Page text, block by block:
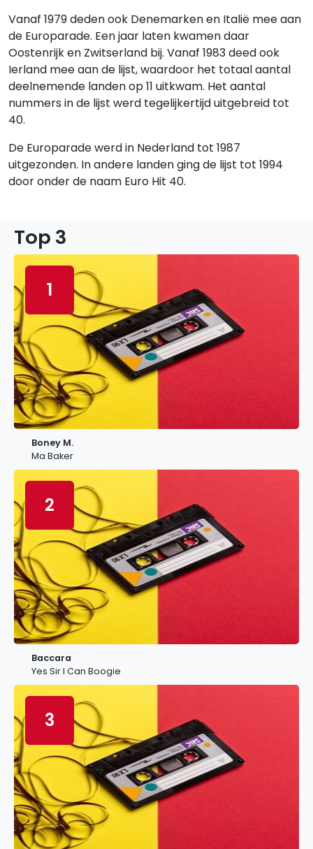
Vanaf 1979 deden ook Denemarken en Italië mee aan
de Europarade. Een jaar laten kwamen daar
Oostenrijk en Zwitserland bij. Vanaf 1983 deed ook
Ierland mee aan de lijst, waardoor het totaal aantal
deelnemende landen op 11 uitkwam. Het aantal
nummers in de lijst werd tegelijkertijd uitgebreid tot
40.
De Europarade werd in Nederland tot 1987
uitgezonden. In andere landen ging de lijst tot 1994
door onder de naam Euro Hit 40.
Top 3
1
Boney M.
Ma Baker
2
Baccara
Yes Sir I Can Boogie
3